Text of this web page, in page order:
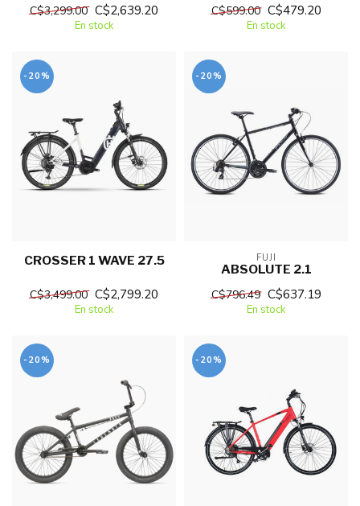
C$3,299.00 C$2,639.20
En stock
C$599.00 C$479.20
En stock
-20%
CROSSER 1 WAVE 27.5
C$3,499.00 C$2,799.20
En stock
-20%
FUJI
ABSOLUTE 2.1
C$796.49 C$637.19
En stock
-20% -20%